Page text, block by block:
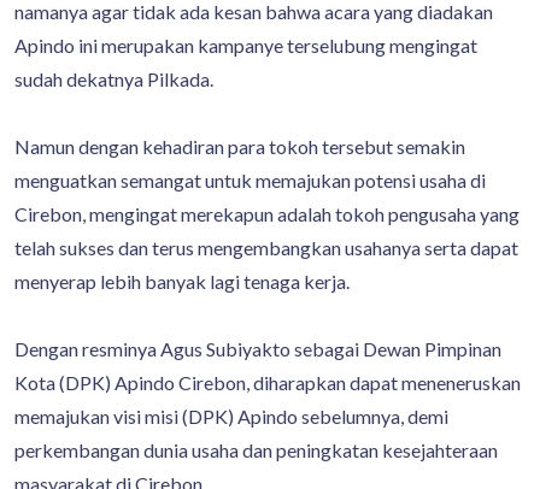
namanya agar tidak ada kesan bahwa acara yang diadakan
Apindo ini merupakan kampanye terselubung mengingat
sudah dekatnya Pilkada.
Namun dengan kehadiran para tokoh tersebut semakin
menguatkan semangat untuk memajukan potensi usaha di
Cirebon, mengingat merekapun adalah tokoh pengusaha yang
telah sukses dan terus mengembangkan usahanya serta dapat
menyerap lebih banyak lagi tenaga kerja.
Dengan resminya Agus Subiyakto sebagai Dewan Pimpinan
Kota (DPK) Apindo Cirebon, diharapkan dapat meneneruskan
memajukan visi misi (DPK) Apindo sebelumnya, demi
perkembangan dunia usaha dan peningkatan kesejahteraan
masyarakat di Cirebon.